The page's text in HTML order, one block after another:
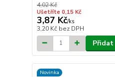
4,02 Kč
Ušetříte 0,15 Kč
3,87 Kč/ks
3,20 Kč bez DPH
Novinka